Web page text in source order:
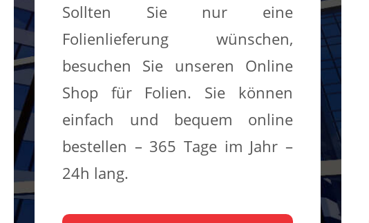
Sollten Sie nur eine
Folienlieferung wünschen,
besuchen Sie unseren Online
Shop für Folien. Sie können
einfach und bequem online
bestellen – 365 Tage im Jahr –
24h lang.